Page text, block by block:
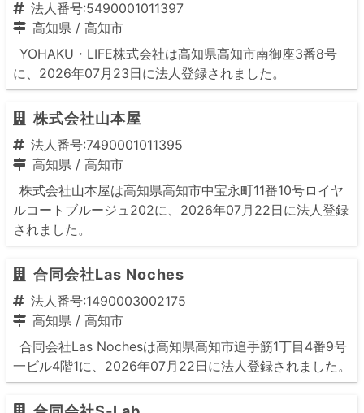
法人番号:5490001011397
高知県 / 高知市
YOHAKU・LIFE株式会社は高知県高知市南御座3番8号
に、2026年07月23日に法人登録されました。
株式会社山本屋
法人番号:7490001011395
高知県 / 高知市
株式会社山本屋は高知県高知市中宝永町11番10号ロイヤ
ルコートブルージュ202に、2026年07月22日に法人登録
されました。
合同会社Las Noches
法人番号:1490003002175
高知県 / 高知市
合同会社Las Nochesは高知県高知市追手筋1丁目4番9号
一ビル4階1に、2026年07月22日に法人登録されました。